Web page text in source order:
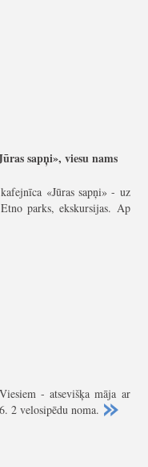
sapņi», viesu nams
«Jūras sapņi» - uz
parks, ekskursijas. Ap
- atsevišķa māja ar
. 2 velosipēdu noma.